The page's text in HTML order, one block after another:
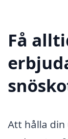
Få
Att hålla